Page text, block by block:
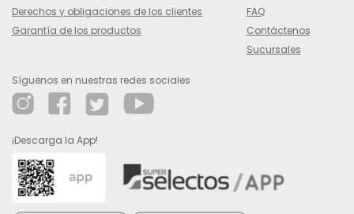
Derechos y obligaciones de los clientes
Garantía de los productos
FAQ
Contáctenos
Sucursales
Síguenos en nuestras redes sociales
¡Descarga la App!